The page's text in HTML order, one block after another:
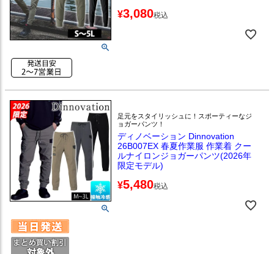
¥3,080税込
足元をスタイリッシュに！スポーティーなジ
ョガーパンツ！
ディノベーション Dinnovation
26B007EX 春夏作業服 作業着 クー
ルナイロンジョガーパンツ(2026年
限定モデル)
¥5,480税込